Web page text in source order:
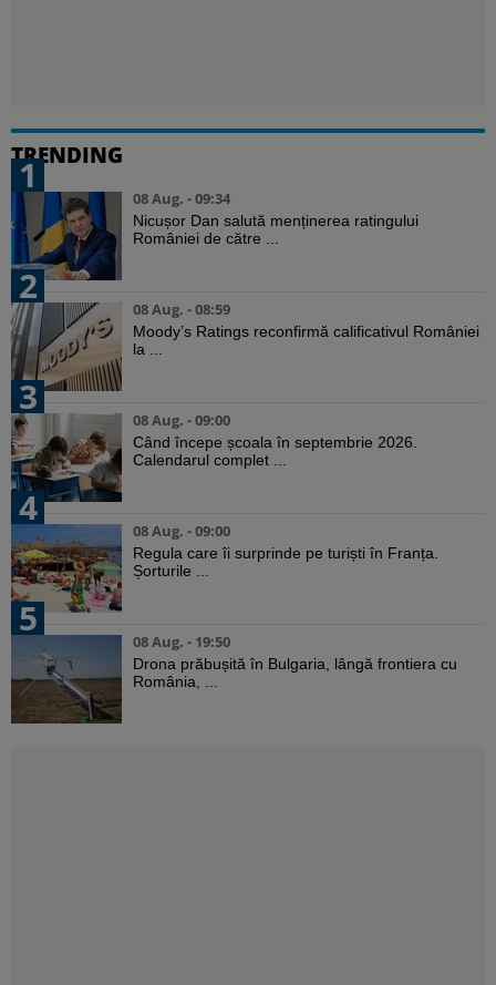
TRENDING
1
08 Aug. - 09:34
Nicușor Dan salută menținerea ratingului
României de către ...
2
08 Aug. - 08:59
Moody’s Ratings reconfirmă calificativul României
la ...
3
08 Aug. - 09:00
Când începe școala în septembrie 2026.
Calendarul complet ...
4
08 Aug. - 09:00
Regula care îi surprinde pe turiști în Franța.
Șorturile ...
5
08 Aug. - 19:50
Drona prăbușită în Bulgaria, lângă frontiera cu
România, ...